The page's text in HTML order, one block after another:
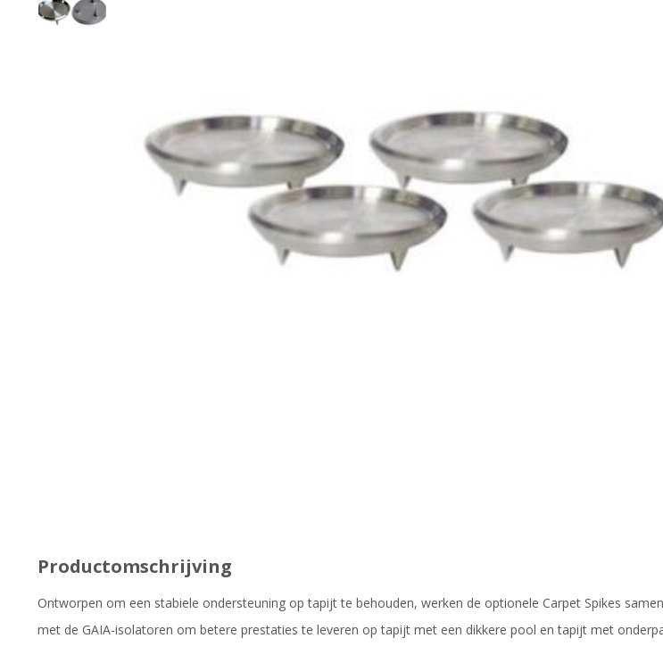
Productomschrijving
Ontworpen om een stabiele ondersteuning op tapijt te behouden, werken de optionele Carpet Spikes samen
met de GAIA-isolatoren om betere prestaties te leveren op tapijt met een dikkere pool en tapijt met